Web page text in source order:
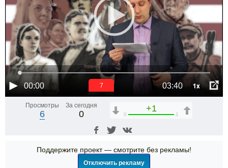
00:00 03:40 1x
6
Просмотры
6
За сегодня
0
+1
0 1
Поддержите проект — смотрите без рекламы!
Отключить рекламу